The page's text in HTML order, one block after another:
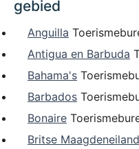
gebied
Anguilla
Antigua en Barbuda
Bahama's
Barbados
Bonaire
Britse